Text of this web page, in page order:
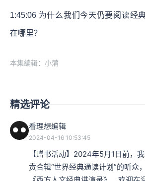
1:45:06 为什么我们今天仍要阅读经
在哪里？
本集编辑：小蒲
精选评论
看理想编辑
2024-04-16 10:53:45
【赠书活动】2024年5月1日前，
贲合辑“世界经典通读计划”的听众